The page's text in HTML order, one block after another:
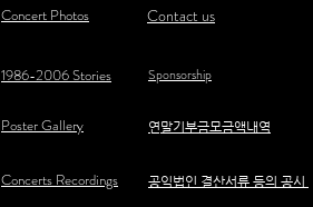
Concert Photos Contact us
1986-2006 Stories Sponsorship
Poster Gallery ​연말기부금모금액내역
Concerts Recordings 공익법인 결산서류 등의 공시